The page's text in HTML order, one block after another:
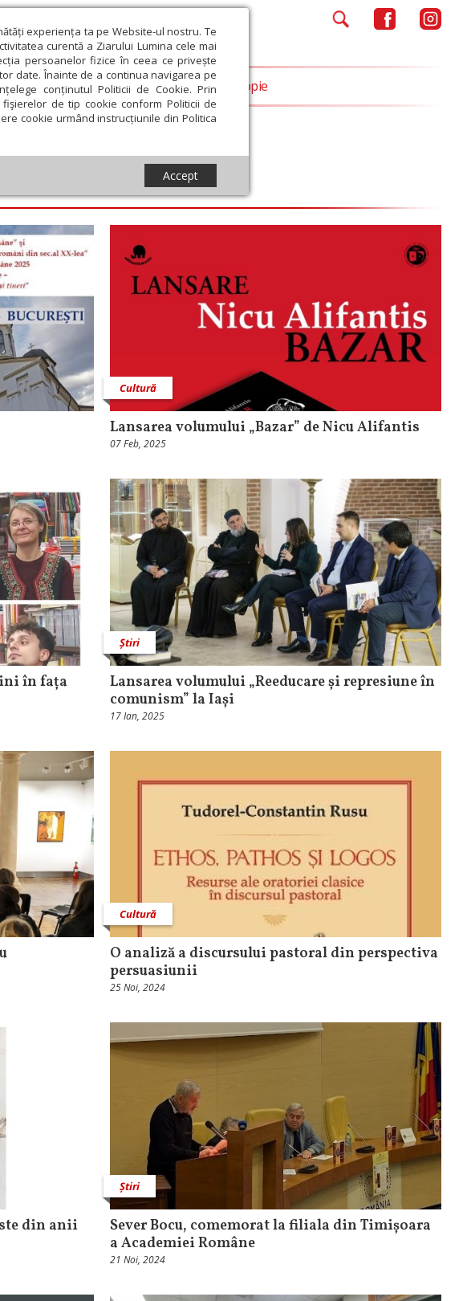
experiența ta pe Website-ul nostru. Te
curentă a Ziarului Lumina cele mai
persoanelor fizice în ceea ce privește
date. Înainte de a continua navigarea pe
conținutul Politicii de Cookie. Prin
de tip cookie conform Politicii de
cookie urmând instrucțiunile din Politica
Accept
Societate Opinii Filantropie
Cultură
Lansarea volumului „Bazar” de Nicu Alifantis
07 Feb, 2025
în fața
Știri
Lansarea volumului „Reeducare și represiune în
comunism” la Iași
17 Ian, 2025
Cultură
O analiză a discursului pastoral din perspectiva
persuasiunii
25 Noi, 2024
din anii
Știri
Sever Bocu, comemorat la filiala din Timișoara
a Academiei Române
21 Noi, 2024